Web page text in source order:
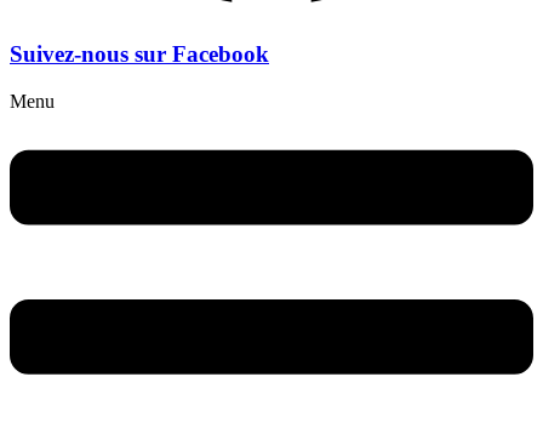
Suivez-nous sur Facebook
Menu